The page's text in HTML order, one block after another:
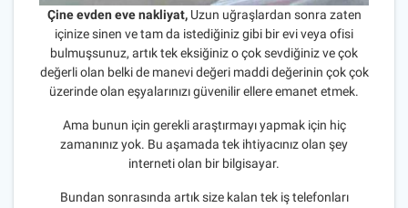
Çine evden eve nakliyat,Uzun uğraşlardan sonra zaten
içinize sinen ve tam da istediğiniz gibi bir evi veya ofisi
bulmuşsunuz, artık tek eksiğiniz o çok sevdiğiniz ve çok
değerli olan belki de manevi değeri maddi değerinin çok çok
üzerinde olan eşyalarınızı güvenilir ellere emanet etmek.
Ama bunun için gerekli araştırmayı yapmak için hiç
zamanınız yok. Bu aşamada tek ihtiyacınız olan şey
interneti olan bir bilgisayar.
Bundan sonrasında artık size kalan tek iş telefonları